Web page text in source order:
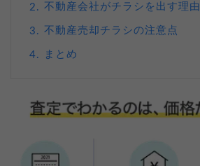
2. 不動産会社がチラシを出す理由
3. 不動産売却チラシの注意点
4. まとめ